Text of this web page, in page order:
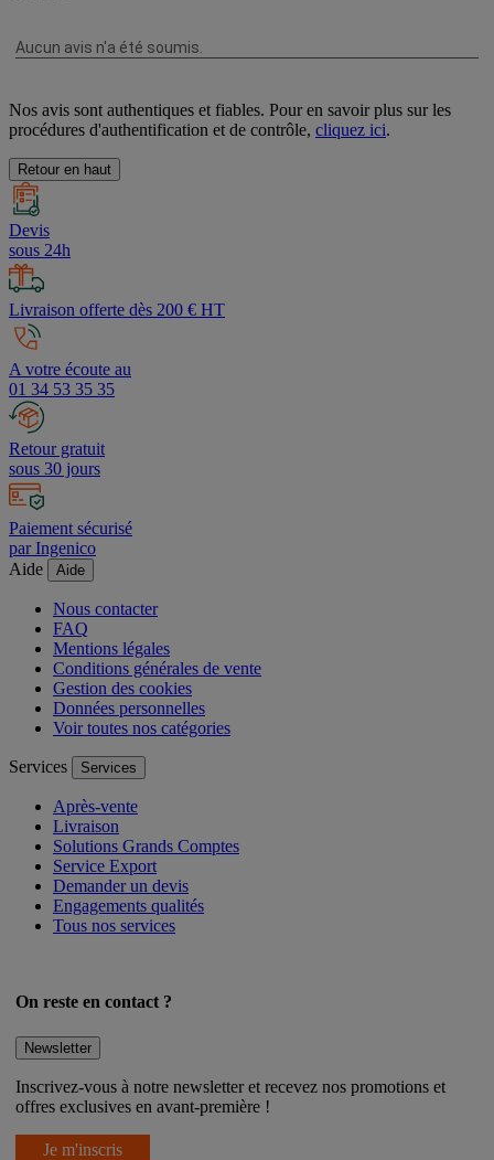
Nos avis sont authentiques et fiables. Pour en savoir plus sur les
procédures d'authentification et de contrôle, cliquez ici.
Retour en haut
Devis
sous 24h
Livraison offerte dès 200 € HT
A votre écoute au
01 34 53 35 35
Retour gratuit
sous 30 jours
Paiement sécurisé
par Ingenico
Aide
Aide
Nous contacter
FAQ
Mentions légales
Conditions générales de vente
Gestion des cookies
Données personnelles
Voir toutes nos catégories
Services Services
Après-vente
Livraison
Solutions Grands Comptes
Service Export
Demander un devis
Engagements qualités
Tous nos services
On reste en contact ?
Newsletter
Inscrivez-vous à notre newsletter et recevez nos promotions et
offres exclusives en avant-première !
Je m'inscris